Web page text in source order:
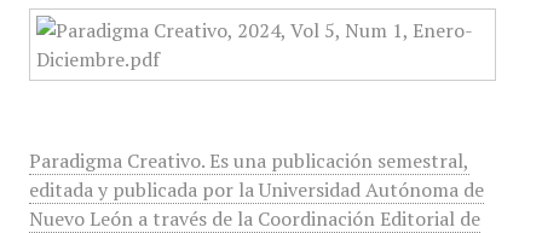
Paradigma Creativo. Es una publicación semestral,
editada y publicada por la Universidad Autónoma de
Nuevo León a través de la Coordinación Editorial de